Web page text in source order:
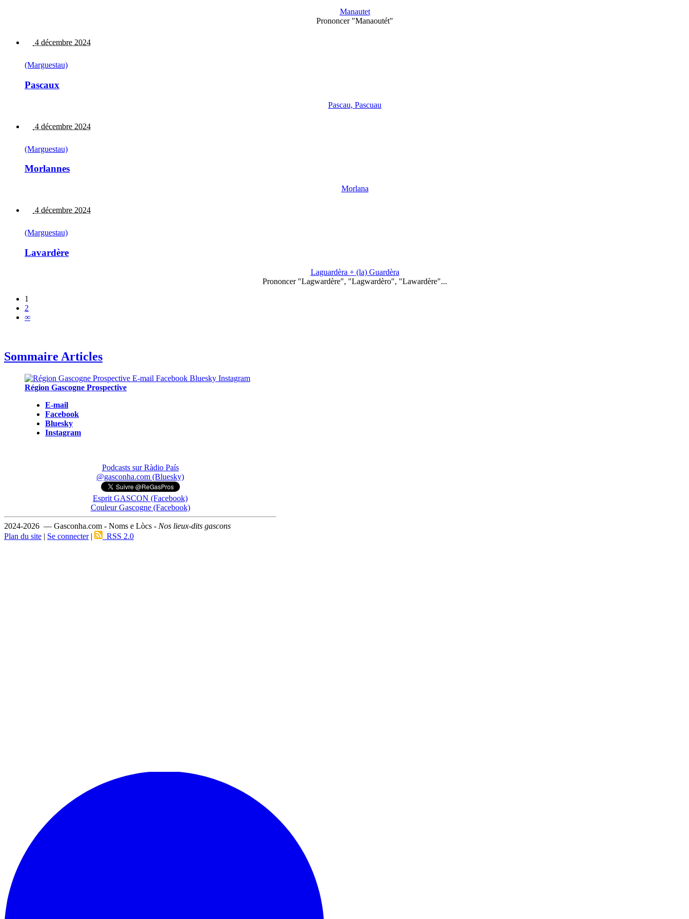
Manautet
Prononcer "Manaoutét"
4 décembre 2024
(Marguestau)
Pascaux
Pascau, Pascuau
4 décembre 2024
(Marguestau)
Morlannes
Morlana
4 décembre 2024
(Marguestau)
Lavardère
Laguardèra + (la) Guardèra
Prononcer "Lagwardère", "Lagwardèro", "Lawardère"...
1
2
∞
Sommaire Articles
Région Gascogne Prospective
E-mail
Facebook
Bluesky
Instagram
Podcasts sur Ràdio País
@gasconha.com (Bluesky)
Esprit GASCON (Facebook)
Couleur Gascogne (Facebook)
2024-2026 — Gasconha.com - Noms e Lòcs - Nos lieux-dits gascons
Plan du site | Se connecter| RSS 2.0